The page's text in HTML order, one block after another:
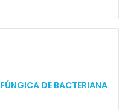
DE BACTERIANA